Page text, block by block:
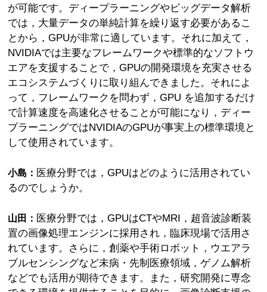
が可能です。ディープラーニングやビッグデータ解析
では，大量データの単純計算を繰り返す必要があるこ
とから，GPUが非常に適しています。それに加えて，
NVIDIAでは主要なフレームワークや標準的なソフトウ
エアを支援することで，GPUの開発環境を充実させる
エコシステムづくりに取り組んできました。それによ
って，フレームワークを問わず，GPU を追加するだけ
で計算速度を高速化させることが可能になり，ディー
プラーニングではNVIDIAのGPUが事実上の標準環境と
して使用されています。
小島： 医療分野では，GPUはどのように活用されてい
るのでしょうか。
山田： 医療分野では，GPUはCTやMRI，超音波診断装
置の画像処理エンジンに採用され，臨床現場で活用さ
れています。さらに，創薬や手術ロボット，ウエアラ
ブルセンシングなど未病・先制医療領域，ゲノム解析
などでも活用が期待できます。また，研究開発に専念